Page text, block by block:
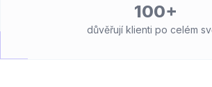
100+
důvěřují klienti po celém